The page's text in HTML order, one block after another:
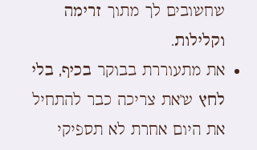
שחשובים לך מתוך זרימה
וקלילות.
את מתעוררת בבוקר בכיף, בלי
לחץ ש'את צריכה כבר להתחיל
את היום אחרת לא תספיקי